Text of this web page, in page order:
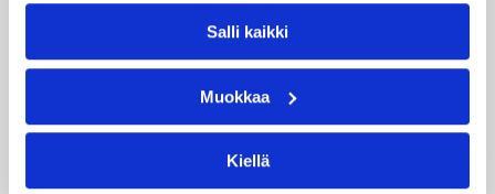
Salli kaikki
Muokkaa
Kiellä
valtakunnallinen II divisioona, joka pelataan
turnausmuotoisena. Kaikkien halukkaiden joukkueiden
tulee ilmoittautua sitovasti II divisioonaan edellä
mainitulla lomakkeella 11.8.2008 mennessä. Joukkue
voi ilmoittautua lomakkeella suoraan II divisioonaan tai
ilmoittautua valtakunnalliseen karsintaan ja samalla